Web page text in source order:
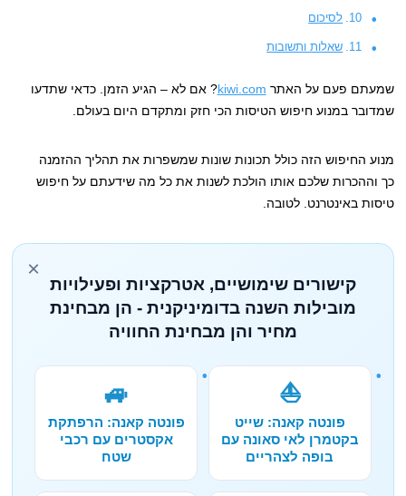
לסיכום
שאלות ותשובות
שמעתם פעם על האתר kiwi.com? אם לא – הגיע הזמן. כדאי שתדעו
שמדובר במנוע חיפוש הטיסות הכי חזק ומתקדם היום בעולם.
מנוע החיפוש הזה כולל תכונות שונות שמשפרות את תהליך ההזמנה
כך וההכרות שלכם אותו הולכת לשנות את כל מה שידעתם על חיפוש
טיסות באינטרנט. לטובה.
×
קישורים שימושיים, אטרקציות ופעילויות
מובילות השנה בדומיניקנית - הן מבחינת
מחיר והן מבחינת החוויה
⛵
פונטה קאנה: שייט
בקטמרן לאי סאונה עם
בופה לצהריים
🚙
פונטה קאנה: הרפתקת
אקסטרים עם רכבי
שטח